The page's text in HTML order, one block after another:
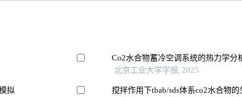
拟
Co2水合物蓄冷空调系统的热力学分
北京工业大学学报, 2025
搅拌作用下tbab/sds体系co2水合物